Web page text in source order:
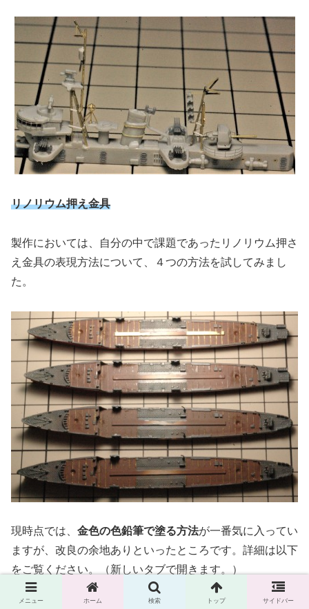
リノリウム押え金具
製作においては、自分の中で課題であったリノリウム押さ
え金具の表現方法について、４つの方法を試してみまし
た。
現時点では、 金色の色鉛筆で塗る方法が一番気に入ってい
ますが、改良の余地ありといったところです。詳細は以下
をご覧ください。（新しいタブで開きます。）
メニュー ホーム 検索 トップ サイドバー